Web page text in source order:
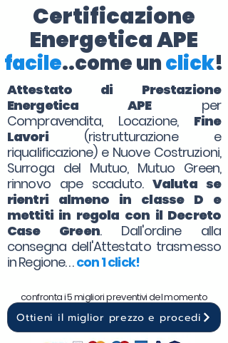
Certificazione
Energetica APE
facile..come unclick!
Attestato di Prestazione
Energetica APEper
Compravendita, Locazione, Fine
Lavori(ristrutturazione e
riqualificazione) e Nuove Costruzioni,
Surroga del Mutuo, Mutuo Green,
rinnovo ape scaduto.Valuta se
rientri almeno in classe D e
mettiti in regola con il Decreto
Case Green. Dall'ordine alla
consegna dell'Attestato trasmesso
in Regione. . .con 1 click!
confronta i 5 migliori preventivi del momento
Ottieni il miglior prezzo e procedi